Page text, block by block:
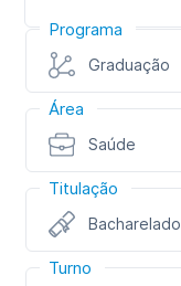
Programa
Graduação
Área
Saúde
Titulação
Bacharelado
Turno